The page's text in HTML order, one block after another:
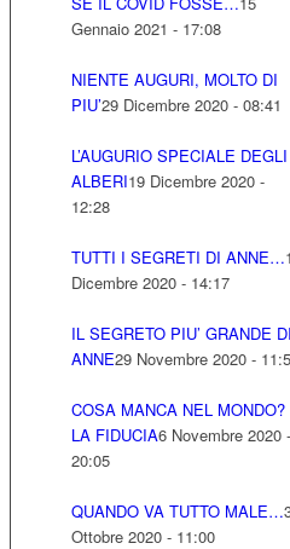
Gennaio 2021 - 17:08
NIENTE AUGURI, MOLTO DI
PIU’29 Dicembre 2020 - 08:41
L’AUGURIO SPECIALE DEGLI
ALBERI19 Dicembre 2020 -
12:28
TUTTI I SEGRETI DI ANNE…
Dicembre 2020 - 14:17
IL SEGRETO PIU’ GRANDE DI
ANNE29 Novembre 2020 -
COSA MANCA NEL MONDO?
LA FIDUCIA6 Novembre 2020 -
20:05
QUANDO VA TUTTO MALE…
Ottobre 2020 - 11:00